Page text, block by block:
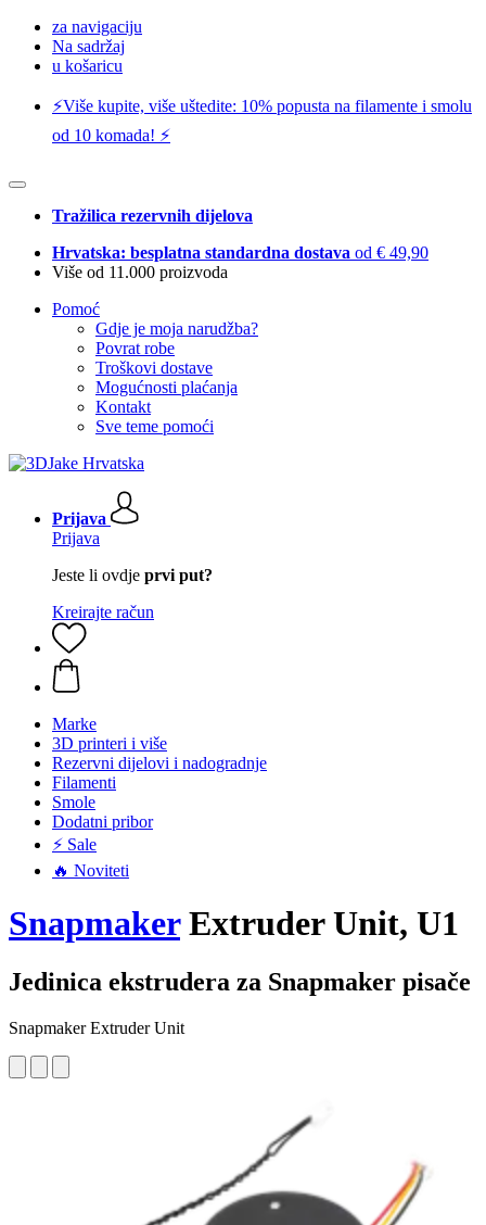
za navigaciju
Na sadržaj
u košaricu
⚡️Više kupite, više uštedite: 10% popusta na filamente i smolu
od 10 komada! ⚡️
Tražilica rezervnih dijelova
Hrvatska: besplatna standardna dostava od € 49,90
Više od 11.000 proizvoda
Pomoć
Gdje je moja narudžba?
Povrat robe
Troškovi dostave
Mogućnosti plaćanja
Kontakt
Sve teme pomoći
Prijava
Prijava
Jeste li ovdje prvi put?
Kreirajte račun
Marke
3D printeri i više
Rezervni dijelovi i nadogradnje
Filamenti
Smole
Dodatni pribor
⚡ Sale
🔥 Noviteti
SnapmakerExtruder Unit, U1
Jedinica ekstrudera za Snapmaker pisače
Snapmaker Extruder Unit